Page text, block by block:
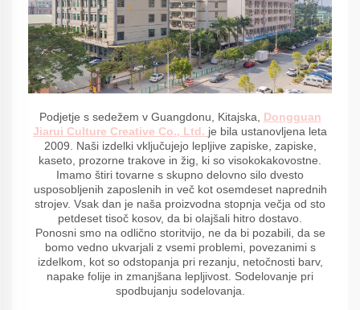
Podjetje s sedežem v Guangdonu, Kitajska, Dongguan
Jiarui Culture Creative Co., Ltd. je bila ustanovljena leta
2009. Naši izdelki vključujejo lepljive zapiske, zapiske,
kaseto, prozorne trakove in žig, ki so visokokakovostne.
Imamo štiri tovarne s skupno delovno silo dvesto
usposobljenih zaposlenih in več kot osemdeset naprednih
strojev. Vsak dan je naša proizvodna stopnja večja od sto
petdeset tisoč kosov, da bi olajšali hitro dostavo.
Ponosni smo na odlično storitvijo, ne da bi pozabili, da se
bomo vedno ukvarjali z vsemi problemi, povezanimi s
izdelkom, kot so odstopanja pri rezanju, netočnosti barv,
napake folije in zmanjšana lepljivost. Sodelovanje pri
spodbujanju sodelovanja.